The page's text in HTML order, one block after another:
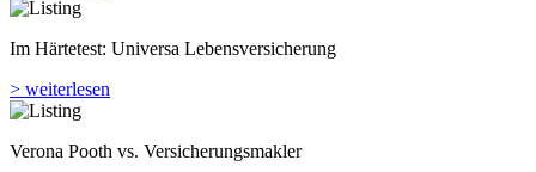
Im Härtetest: Universa Lebensversicherung
> weiterlesen
Verona Pooth vs. Versicherungsmakler